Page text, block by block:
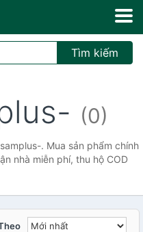
Tìm kiếm
(0)
. Mua sản phẩm chính
nhà miễn phí, thu hộ COD